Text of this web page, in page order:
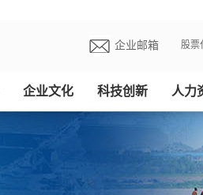
企业邮箱 股票
企业文化 科技创新 人力